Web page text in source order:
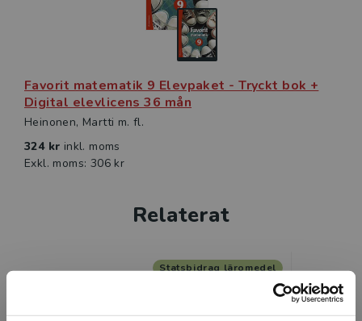
Favorit matematik 9 Elevpaket - Tryckt bok +
Digital elevlicens 36 mån
Heinonen, Martti m. fl.
324 kr inkl. moms
Exkl. moms: 306 kr
Relaterat
Statsbidrag läromedel